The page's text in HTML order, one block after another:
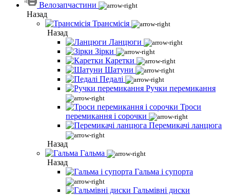
Велозапчастини
Назад
Трансмісія
Назад
Ланцюги
Зірки
Каретки
Шатуни
Педалі
Ручки перемикання
Троси
перемикання і сорочки
Перемикачі ланцюга
Назад
Гальма
Назад
Гальма і супорта
Гальмівні диски